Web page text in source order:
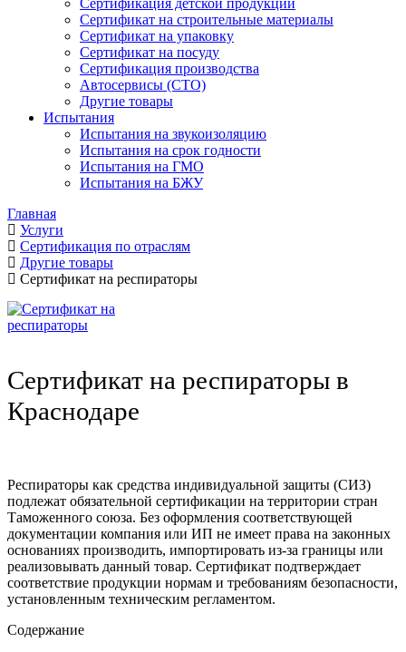
Сертификация детской продукции
Сертификат на строительные материалы
Сертификат на упаковку
Сертификат на посуду
Сертификация производства
Автосервисы (СТО)
Другие товары
Испытания
Испытания на звукоизоляцию
Испытания на срок годности
Испытания на ГМО
Испытания на БЖУ
Главная
Услуги
Сертификация по отраслям
Другие товары
Сертификат на респираторы
Сертификат на респираторы в
Краснодаре
Респираторы как средства индивидуальной защиты (СИЗ)
подлежат обязательной сертификации на территории стран
Таможенного союза. Без оформления соответствующей
документации компания или ИП не имеет права на законных
основаниях производить, импортировать из-за границы или
реализовывать данный товар. Сертификат подтверждает
соответствие продукции нормам и требованиям безопасности,
установленным техническим регламентом.
Содержание